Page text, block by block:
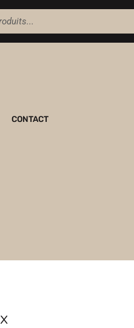
CONTACT